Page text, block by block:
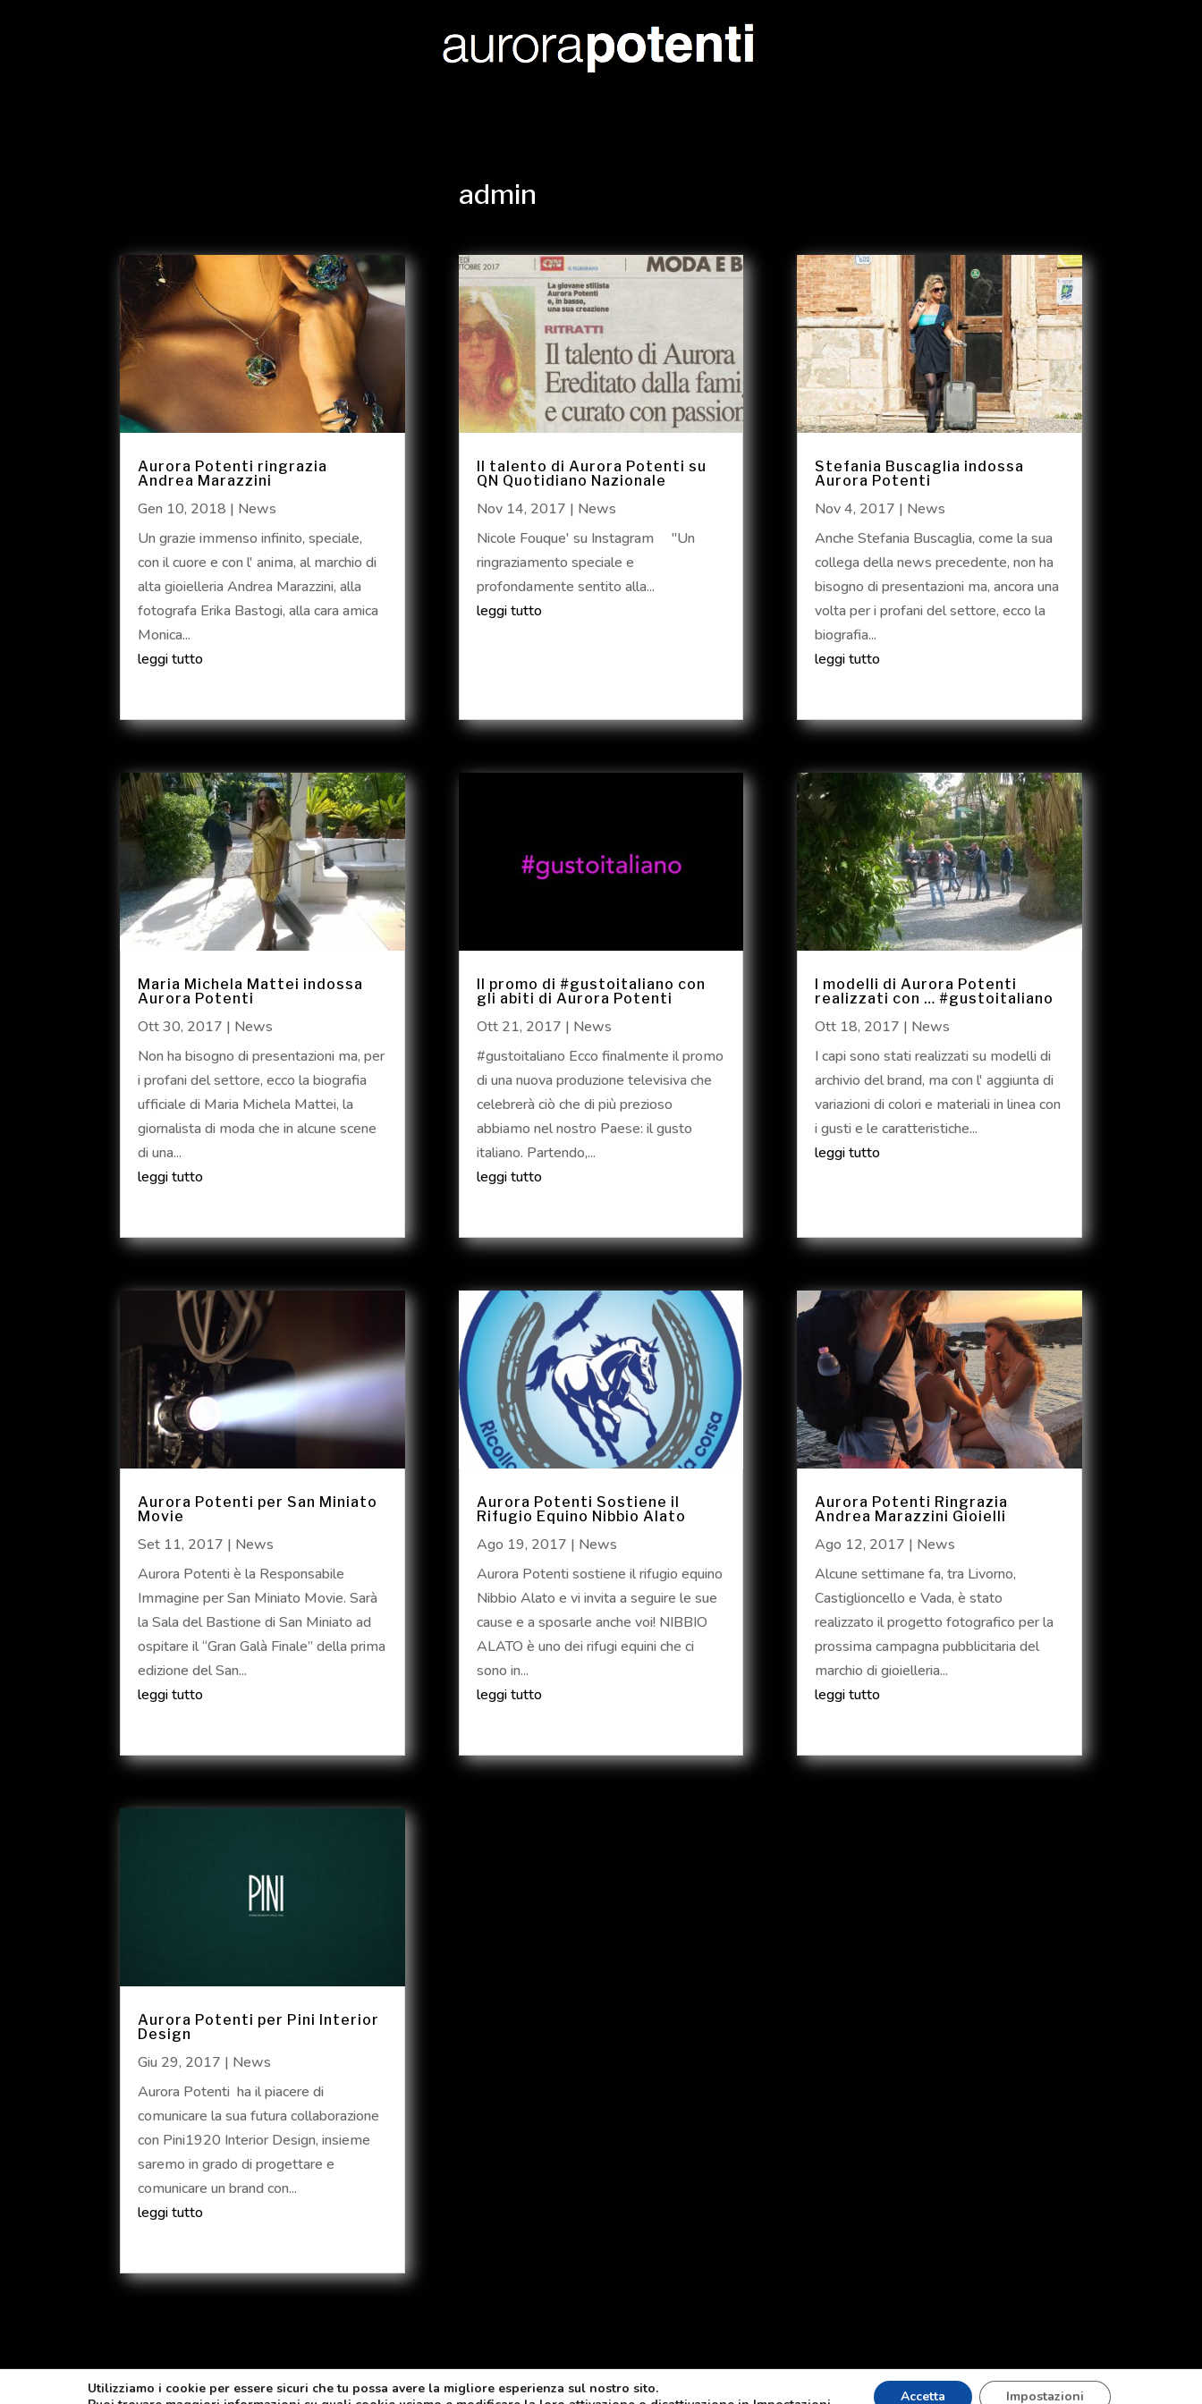
admin
Aurora Potenti ringrazia
Andrea Marazzini
Gen 10, 2018 | News
Un grazie immenso infinito, speciale,
con il cuore e con l' anima, al marchio di
alta gioielleria Andrea Marazzini, alla
fotografa Erika Bastogi, alla cara amica
Monica...
leggi tutto
Maria Michela Mattei indossa
Aurora Potenti
Ott 30, 2017 | News
Non ha bisogno di presentazioni ma, per
i profani del settore, ecco la biografia
ufficiale di Maria Michela Mattei, la
giornalista di moda che in alcune scene
di una...
leggi tutto
Aurora Potenti per San Miniato
Movie
Set 11, 2017 | News
Aurora Potenti è la Responsabile
Immagine per San Miniato Movie. Sarà
la Sala del Bastione di San Miniato ad
ospitare il “Gran Galà Finale” della prima
edizione del San...
leggi tutto
Aurora Potenti per Pini Interior
Design
Giu 29, 2017 | News
Aurora Potenti ha il piacere di
comunicare la sua futura collaborazione
con Pini1920 Interior Design, insieme
saremo in grado di progettare e
comunicare un brand con...
leggi tutto
Il talento di Aurora Potenti su
QN Quotidiano Nazionale
Nov 14, 2017 | News
Nicole Fouque' su Instagram "Un
ringraziamento speciale e
profondamente sentito alla...
leggi tutto
Il promo di #gustoitaliano con
gli abiti di Aurora Potenti
Ott 21, 2017 | News
#gustoitaliano Ecco finalmente il promo
di una nuova produzione televisiva che
celebrerà ciò che di più prezioso
abbiamo nel nostro Paese: il gusto
italiano. Partendo,...
leggi tutto
Aurora Potenti Sostiene il
Rifugio Equino Nibbio Alato
Ago 19, 2017 | News
Aurora Potenti sostiene il rifugio equino
Nibbio Alato e vi invita a seguire le sue
cause e a sposarle anche voi! NIBBIO
ALATO è uno dei rifugi equini che ci
sono in...
leggi tutto
Stefania Buscaglia indossa
Aurora Potenti
Nov 4, 2017 | News
Anche Stefania Buscaglia, come la sua
collega della news precedente, non ha
bisogno di presentazioni ma, ancora una
volta per i profani del settore, ecco la
biografia...
leggi tutto
I modelli di Aurora Potenti
realizzati con … #gustoitaliano
Ott 18, 2017 | News
I capi sono stati realizzati su modelli di
archivio del brand, ma con l' aggiunta di
variazioni di colori e materiali in linea con
i gusti e le caratteristiche...
leggi tutto
Aurora Potenti Ringrazia
Andrea Marazzini Gioielli
Ago 12, 2017 | News
Alcune settimane fa, tra Livorno,
Castiglioncello e Vada, è stato
realizzato il progetto fotografico per la
prossima campagna pubblicitaria del
marchio di gioielleria...
leggi tutto
Utilizziamo i cookie per essere sicuri che tu possa avere la migliore esperienza sul nostro sito.
Accetta Impostazioni